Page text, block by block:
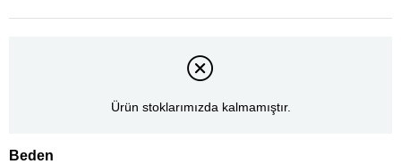
Ürün stoklarımızda kalmamıştır.
Beden